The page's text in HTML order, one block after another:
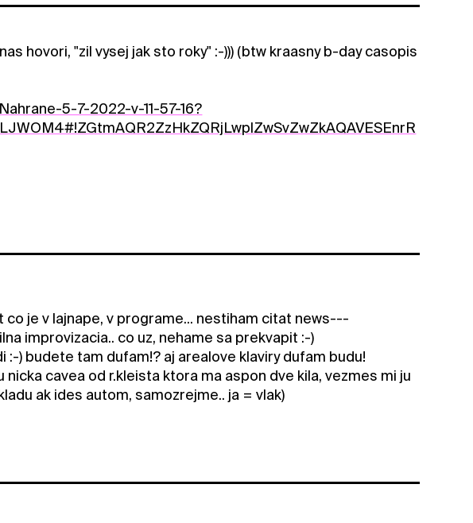
hovori, "zil vysej jak sto roky" :-))) (btw kraasny b-day casopis
5-7-2022-v-11-57-16?
je v lajnape, v programe... nestiham citat news---
improvizacia.. co uz, nehame sa prekvapit :-)
:-) budete tam dufam!? aj arealove klaviry dufam budu!
cavea od r.kleista ktora ma aspon dve kila, vezmes mi ju
ak ides autom, samozrejme.. ja = vlak)